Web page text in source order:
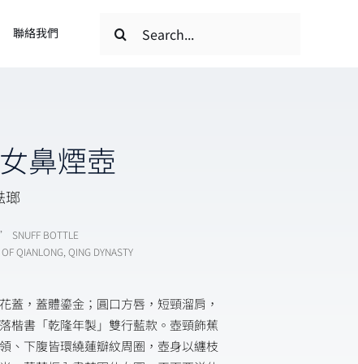
聯絡我們
鼻煙壺
瑯
SNUFF BOTTLE
QIANLONG, QING DYNASTY
蓋，蓋體鎏金；圓口方唇，短頸溜肩，
楷書「乾隆年製」雙行藍款。壺頸飾蕉
、下腹皆環繞蓮瓣紋周圈，壺身以纏枝